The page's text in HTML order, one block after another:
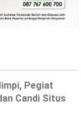
Pegiat
Candi Situs